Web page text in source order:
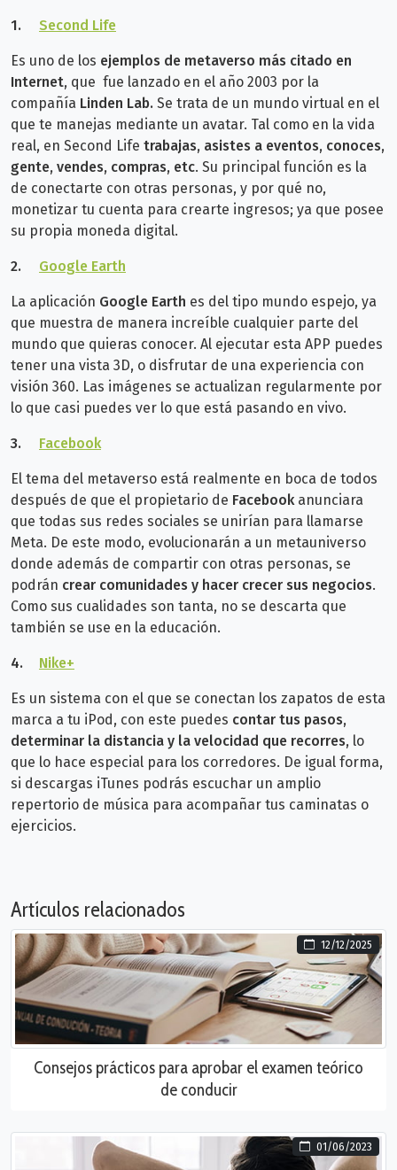
1. Second Life
Es uno de los ejemplos de metaverso más citado en
Internet, que fue lanzado en el año 2003 por la
compañía Linden Lab. Se trata de un mundo virtual en el
que te manejas mediante un avatar. Tal como en la vida
real, en Second Life trabajas, asistes a eventos, conoces,
gente, vendes, compras, etc. Su principal función es la
de conectarte con otras personas, y por qué no,
monetizar tu cuenta para crearte ingresos; ya que posee
su propia moneda digital.
2. Google Earth
La aplicación Google Earth es del tipo mundo espejo, ya
que muestra de manera increíble cualquier parte del
mundo que quieras conocer. Al ejecutar esta APP puedes
tener una vista 3D, o disfrutar de una experiencia con
visión 360. Las imágenes se actualizan regularmente por
lo que casi puedes ver lo que está pasando en vivo.
3. Facebook
El tema del metaverso está realmente en boca de todos
después de que el propietario de Facebook anunciara
que todas sus redes sociales se unirían para llamarse
Meta. De este modo, evolucionarán a un metauniverso
donde además de compartir con otras personas, se
podrán crear comunidades y hacer crecer sus negocios.
Como sus cualidades son tanta, no se descarta que
también se use en la educación.
4. Nike+
Es un sistema con el que se conectan los zapatos de esta
marca a tu iPod, con este puedes contar tus pasos,
determinar la distancia y la velocidad que recorres, lo
que lo hace especial para los corredores. De igual forma,
si descargas iTunes podrás escuchar un amplio
repertorio de música para acompañar tus caminatas o
ejercicios.
Artículos relacionados
12/12/2025
Consejos prácticos para aprobar el examen teórico
de conducir
01/06/2023